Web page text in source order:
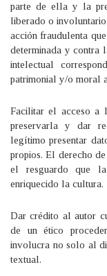
parte de ella y la
liberado o
acción fraudulenta
determinada y contra
intelectual
patrimonial y/o moral
Facilitar el acceso a
preservarla y dar
legítimo presentar
propios. El derecho
el resguardo que
enriquecido la cultura.
Dar crédito al autor
de un ético
involucra no solo al
textual.